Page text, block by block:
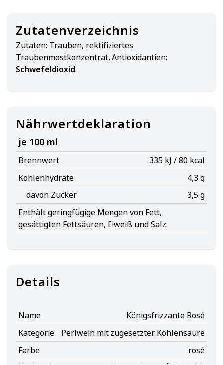
Zutatenverzeichnis
Zutaten: Trauben, rektifiziertes
Traubenmostkonzentrat, Antioxidantien:
Schwefeldioxid.
Nährwertdeklaration
je 100 ml
Brennwert
335 kJ / 80 kcal
Kohlenhydrate
4,3 g
davon Zucker
3,5 g
Enthält geringfügige Mengen von Fett,
gesättigten Fettsäuren, Eiweiß und Salz.
Details
Name
Königsfrizzante Rosé
Kategorie
Perlwein mit zugesetzter Kohlensäure
Farbe
rosé